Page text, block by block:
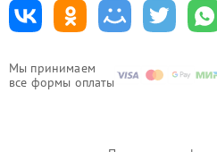
Мы принимаем
все формы оплаты